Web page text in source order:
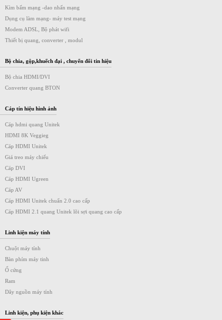
Kìm bấm mạng -dao nhấn mạng
Dụng cụ làm mạng- máy test mạng
Modem ADSL, Bộ phát wifi
Thiết bị quang, converter , modul
Bộ chia, gộp,khuếch đại , chuyển đổi tin hiệu
Bộ chia HDMI/DVI
Converter quang BTON
Cáp tín hiệu hình ảnh
Cáp hdmi quang Unitek
HDMI 8K Veggieg
Cáp HDMI Unitek
Giá treo máy chiếu
Cáp DVI
Cáp HDMI Ugreen
Cáp AV
Cáp HDMI Unitek chuẩn 2.0 cao cấp
Cáp HDMI 2.1 quang Unitek lõi sợi quang cao cấp
Linh kiện máy tính
Chuột máy tính
Bàn phím máy tinh
Ổ cứng
Ram
Dây nguồn máy tính
Linh kiện, phụ kiện khác